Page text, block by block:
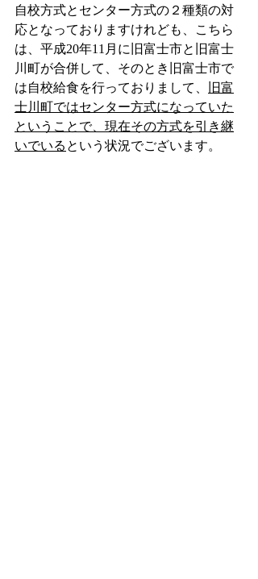
自校方式とセンター方式の２種類の対
応となっておりますけれども、こちら
は、平成20年11月に旧富士市と旧富士
川町が合併して、そのとき旧富士市で
は自校給食を行っておりまして、
旧富
士川町ではセンター方式になっていた
ということで、現在その方式を引き継
いでいる という状況でございます。